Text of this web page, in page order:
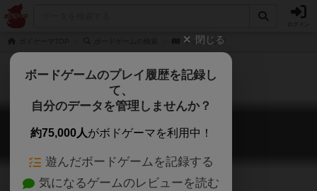
マッド・リブ
マッド・リブ
Mad Libs: The Game
閉じる
ボードゲームのプレイ履歴を記録し
て、
自分のデータを管理しませんか？
約75,000人がボドゲーマを利用中！
遊んだボードゲームを記録する
気になるゲームのレビューを読む